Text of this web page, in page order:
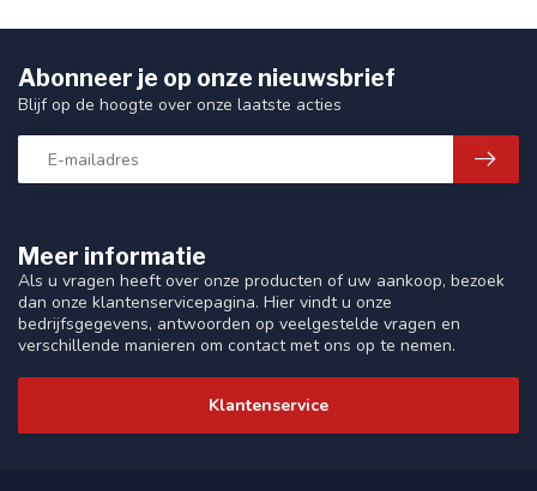
Meer informatie
Als u vragen heeft over onze producten of uw aankoop, bezoek
dan onze klantenservicepagina. Hier vindt u onze
bedrijfsgegevens, antwoorden op veelgestelde vragen en
verschillende manieren om contact met ons op te nemen.
Klantenservice
Abonneer je op onze nieuwsbrief
Blijf op de hoogte over onze laatste acties